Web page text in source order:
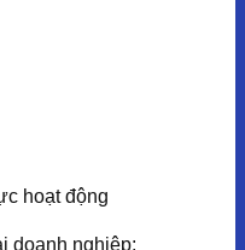
hoạt động
doanh nghiệp: